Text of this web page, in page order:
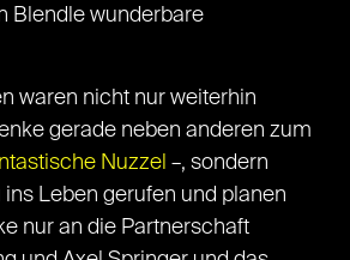
Blendle wunderbare
waren nicht nur weiterhin
gerade neben anderen zum
Nuzzel –, sondern
Leben gerufen und planen
nur an die Partnerschaft